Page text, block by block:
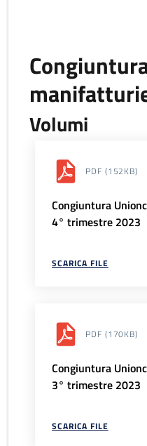
Volumi
PDF (152KB)
Congiuntura
4° trimestre 2023
SCARICA FILE
PDF (170KB)
Congiuntura
3° trimestre 2023
SCARICA FILE